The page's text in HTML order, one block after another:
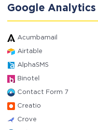
Google Analytics
Acumbamail
Airtable
AlphaSMS
Binotel
Contact Form 7
Creatio
Crove